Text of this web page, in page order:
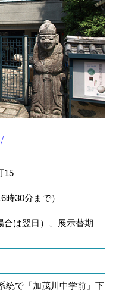
15
時30分まで）
合は翌日）、展示替期
統で「加茂川中学前」下